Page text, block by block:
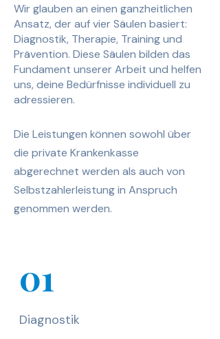
Wir glauben an einen ganzheitlichen
Ansatz, der auf vier Säulen basiert:
Diagnostik, Therapie, Training und
Prävention. Diese Säulen bilden das
Fundament unserer Arbeit und helfen
uns, deine Bedürfnisse individuell zu
adressieren.
Die Leistungen können sowohl über
die private Krankenkasse
abgerechnet werden als auch von
Selbstzahlerleistung in Anspruch
genommen werden.
01
Diagnostik